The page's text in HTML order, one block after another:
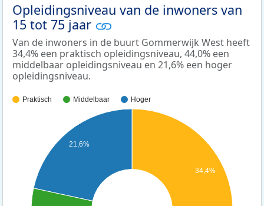
Opleidingsniveau van de inwoners van
15 tot 75 jaar
Van de inwoners in de buurt Gommerwijk West heeft
34,4% een praktisch opleidingsniveau, 44,0% een
middelbaar opleidingsniveau en 21,6% een hoger
opleidingsniveau.
Praktisch Middelbaar Hoger
34,4%
21,6%